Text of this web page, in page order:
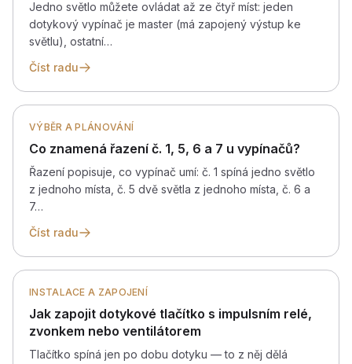
Jedno světlo můžete ovládat až ze čtyř míst: jeden
dotykový vypínač je master (má zapojený výstup ke
světlu), ostatní…
Číst radu
VÝBĚR A PLÁNOVÁNÍ
Co znamená řazení č. 1, 5, 6 a 7 u vypínačů?
Řazení popisuje, co vypínač umí: č. 1 spíná jedno světlo
z jednoho místa, č. 5 dvě světla z jednoho místa, č. 6 a
7…
Číst radu
INSTALACE A ZAPOJENÍ
Jak zapojit dotykové tlačítko s impulsním relé,
zvonkem nebo ventilátorem
Tlačítko spíná jen po dobu dotyku — to z něj dělá